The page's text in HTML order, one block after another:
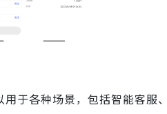
于各种场景，包括智能客服